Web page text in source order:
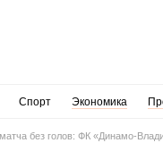
Спорт Экономика
без голов: ФК «Динамо-